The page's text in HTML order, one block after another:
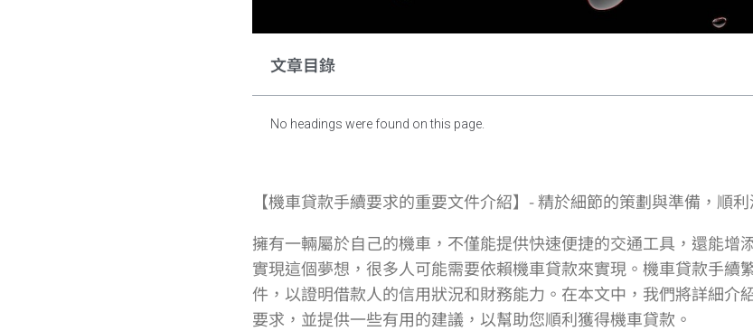
文章目錄
No headings were found on this page.
【機車貸款手續要求的重要文件介紹】- 精於細節的策劃與準備，順
擁有一輛屬於自己的機車，不僅能提供快速便捷的交通工具，還能增
實現這個夢想，很多人可能需要依賴機車貸款來實現。機車貸款手續
件，以證明借款人的信用狀況和財務能力。在本文中，我們將詳細介
要求，並提供一些有用的建議，以幫助您順利獲得機車貸款。